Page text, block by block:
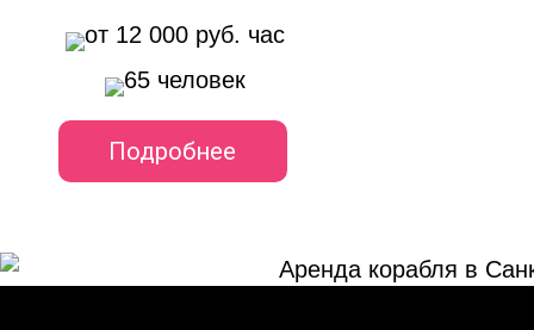
от 12 000 руб. час
65 человек
Подробнее